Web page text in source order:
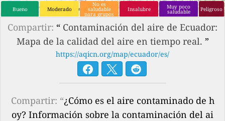
Bueno Moderado
No es
saludable
para grupos
que son
sensibles.
Insalubre Muy poco
saludable Peligroso
Compartir: “ Contaminación del aire de Ecuador:
Mapa de la calidad del aire en tiempo real. ”
https://aqicn.org/map/ecuador/es/
Compartir: “¿Cómo es el aire contaminado de h
oy? Información sobre la contaminación del ai